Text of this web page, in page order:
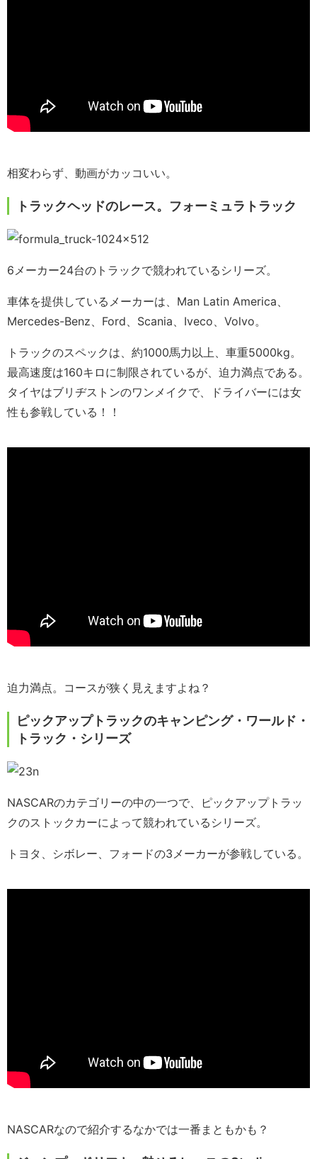
相変わらず、動画がカッコいい。
トラックヘッドのレース。フォーミュラトラック
6メーカー24台のトラックで競われているシリーズ。
車体を提供しているメーカーは、Man Latin America、
Mercedes-Benz、Ford、Scania、Iveco、Volvo。
トラックのスペックは、約1000馬力以上、車重5000kg。
最高速度は160キロに制限されているが、迫力満点である。
タイヤはブリヂストンのワンメイクで、ドライバーには女
性も参戦している！！
迫力満点。コースが狭く見えますよね？
ピックアップトラックのキャンピング・ワールド・
トラック・シリーズ
NASCARのカテゴリーの中の一つで、ピックアップトラッ
クのストックカーによって競われているシリーズ。
トヨタ、シボレー、フォードの3メーカーが参戦している。
NASCARなので紹介するなかでは一番まともかも？